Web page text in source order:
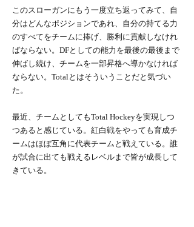
このスローガンにもう一度立ち返ってみて、自
分はどんなポジションであれ、自分の持てる力
のすべてをチームに捧げ、勝利に貢献しなけれ
ばならない。DFとしての能力を最後の最後まで
伸ばし続け、チームを一部昇格へ導かなければ
ならない。Totalとはそういうことだと気づい
た。
最近、チームとしてもTotal Hockeyを実現しつ
つあると感じている。紅白戦をやっても育成チ
ームはほぼ互角に代表チームと戦えている。誰
が試合に出ても戦えるレベルまで皆が成長して
きている。